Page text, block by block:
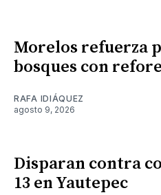
Morelos refuerza
bosques con
RAFA IDIÁQUEZ
agosto 9, 2026
Disparan contra
13 en Yautepec